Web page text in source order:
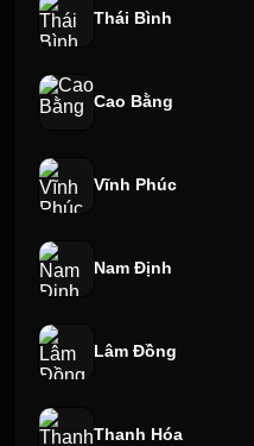
Thái Bình
Cao Bằng
Vĩnh Phúc
Nam Định
Lâm Đồng
Thanh Hóa